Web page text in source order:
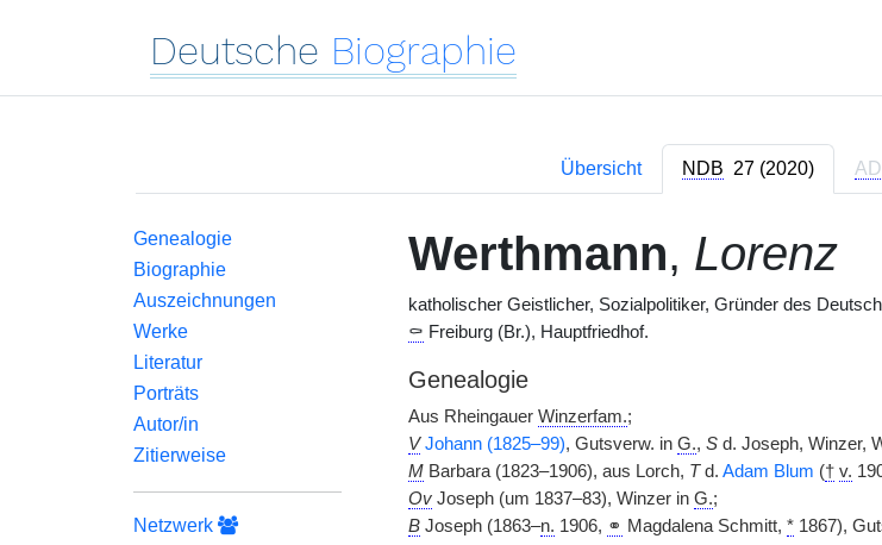
Deutsche Biographie
Übersicht NDB 27 (2020)
Genealogie
Biographie
Auszeichnungen
Werke
Literatur
Porträts
Autor/in
Zitierweise
Netzwerk
Werthmann, Lorenz
katholischer Geistlicher, Sozialpolitiker, Gründer des
⚰ Freiburg (Br.), Hauptfriedhof.
Genealogie
Aus Rheingauer Winzerfam.;
V Johann (1825–99), Gutsverw. in G., Sd. Joseph, Winzer,
MBarbara (1823–1906), aus Lorch, Td. Adam Blum († v.
OvJoseph (um 1837–83), Winzer in G.;
BJoseph (1863–n. 1906, ⚭ Magdalena Schmitt, *1867),